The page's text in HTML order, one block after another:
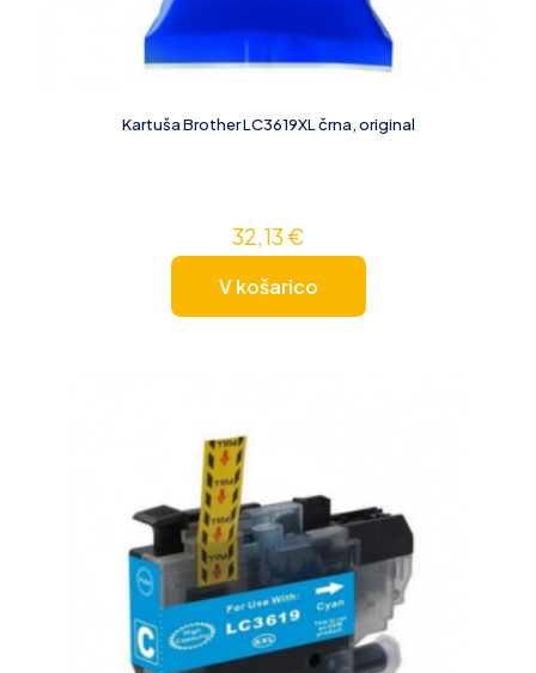
Kartuša Brother LC3619XL črna, original
32,13 €
V košarico